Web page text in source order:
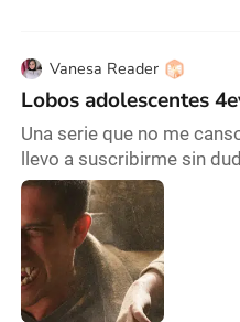
Vanesa Reader
Lobos adolescentes
Una serie que no me
llevo a suscribirme sin
nueva plataforma de
planes contratar es Teen
que los efectos son
personajes y la idea de un
atrapó de la misma. Más
imposible no amar al